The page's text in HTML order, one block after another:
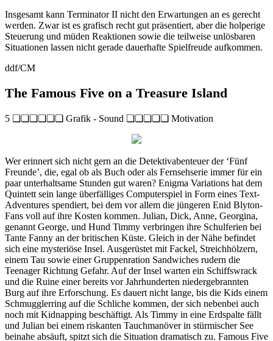
Insgesamt kann Terminator II nicht den Erwartungen an es gerecht
werden. Zwar ist es grafisch recht gut präsentiert, aber die holperige
Steuerung und müden Reaktionen sowie die teilweise unlösbaren
Situationen lassen nicht gerade dauerhafte Spielfreude aufkommen.
ddf/CM
The Famous Five on a Treasure Island
5 ❏❏❏❏❏❏ Grafik - Sound ❏❏❏❏❏ Motivation
Wer erinnert sich nicht gern an die Detektivabenteuer der ‘Fünf
Freunde’, die, egal ob als Buch oder als Fernsehserie immer für ein
paar unterhaltsame Stunden gut waren? Enigma Variations hat dem
Quintett sein lange überfälliges Computerspiel in Form eines Text-
Adventures spendiert, bei dem vor allem die jüngeren Enid Blyton-
Fans voll auf ihre Kosten kommen. Julian, Dick, Anne, Georgina,
genannt George, und Hund Timmy verbringen ihre Schulferien bei
Tante Fanny an der britischen Küste. Gleich in der Nähe befindet
sich eine mysteriöse Insel. Ausgerüstet mit Fackel, Streichhölzern,
einem Tau sowie einer Gruppenration Sandwiches rudern die
Teenager Richtung Gefahr. Auf der Insel warten ein Schiffswrack
und die Ruine einer bereits vor Jahrhunderten niedergebrannten
Burg auf ihre Erforschung. Es dauert nicht lange, bis die Kids einem
Schmugglerring auf die Schliche kommen, der sich nebenbei auch
noch mit Kidnapping beschäftigt. Als Timmy in eine Erdspalte fällt
und Julian bei einem riskanten Tauchmanöver in stürmischer See
beinahe absäuft, spitzt sich die Situation dramatisch zu. Famous Five